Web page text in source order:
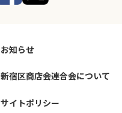
お知らせ
新宿区商店会連合会について
サイトポリシー